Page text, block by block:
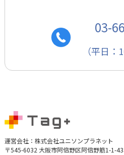
03-
（平日：
運営会社：株式会社ユニソンプラネット
〒545-6032 大阪市阿倍野区阿倍野筋1-1-